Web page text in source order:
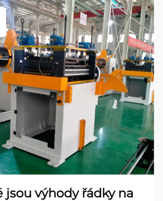
jsou výhody řádky na